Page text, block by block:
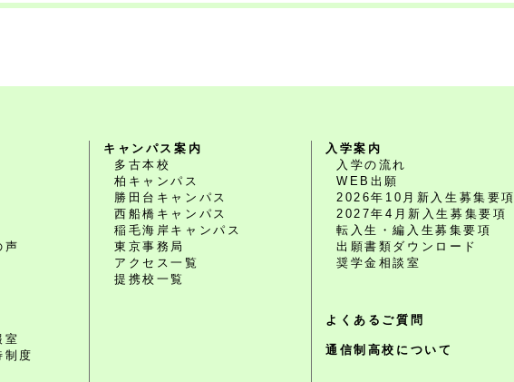
声
室
制度
キャンパス案内
多古本校
柏キャンパス
勝田台キャンパス
西船橋キャンパス
稲毛海岸キャンパス
東京事務局
アクセス一覧
提携校一覧
入学案内
入学の流れ
WEB出願
2026年10月新入生募集要項
2027年4月新入生募集要項
転入生・編入生募集要項
出願書類ダウンロード
奨学金相談室
よくあるご質問
通信制高校について